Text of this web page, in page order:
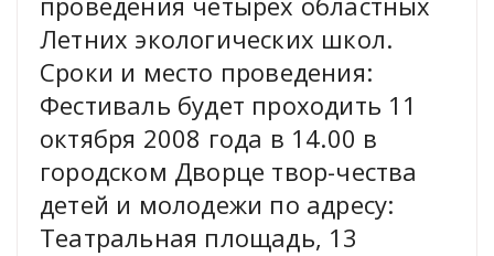
Летних экологических школ.
Сроки и место проведения:
Фестиваль будет проходить 11
октября 2008 года в 14.00 в
городском Дворце твор-чества
детей и молодежи по адресу:
Театральная площадь, 13